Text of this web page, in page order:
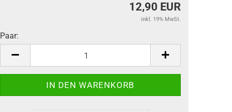
12,90 EUR
inkl. 19% MwSt.
Paar:
Paar